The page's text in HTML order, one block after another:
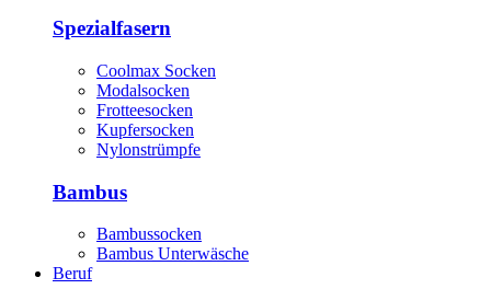
Spezialfasern
Coolmax Socken
Modalsocken
Frotteesocken
Kupfersocken
Nylonstrümpfe
Bambus
Bambussocken
Bambus Unterwäsche
Beruf